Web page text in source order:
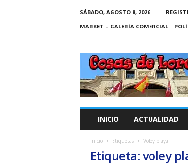
SÁBADO, AGOSTO 8, 2026
MARKET – GALERÍA COMERCIAL
C
A
S
INICIO ACTUALIDAD
Inicio Etiquetas Voley playa
Etiqueta: voley